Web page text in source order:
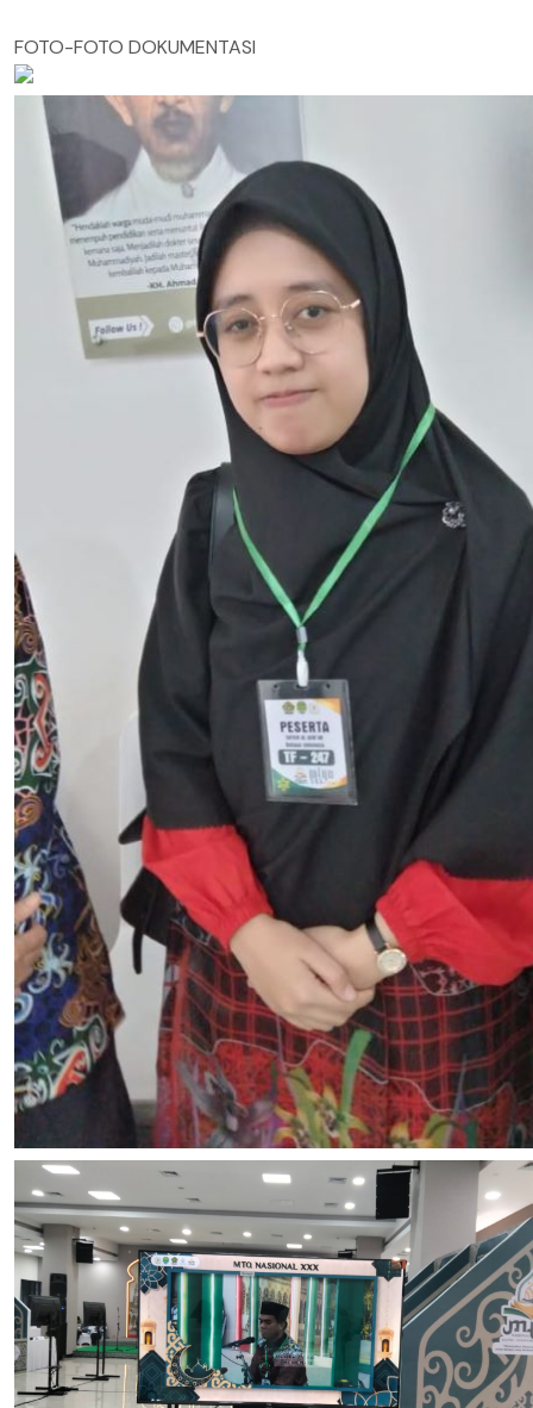
FOTO-FOTO DOKUMENTASI